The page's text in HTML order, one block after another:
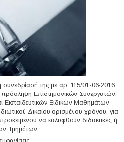
συνεδρίασή της με αρ. 115/01-06-2016
Επιστημονικών Συνεργατών,
Εκπαιδευτικών Ειδικών Μαθημάτων
Δικαίου ορισμένου χρόνου, για
να καλυφθούν διδακτικές ή
Τμημάτων.
Εργαστηριακοί Συνεργάτες &